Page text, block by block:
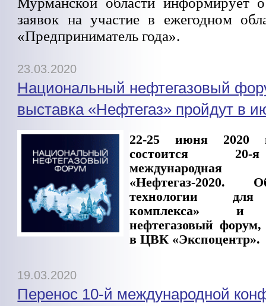
заявок на участие в ежегодном
«Предприниматель года».
23.03.2020
Национальный нефтегазовый
выставка «Нефтегаз» пройдут в
22-25 июня 2020
состоится 20-
«Нефтегаз-2020.
технологии для
комплекса» и
нефтегазовый
в ЦВК «Экспоцентр».
19.03.2020
Перенос 10-й международной